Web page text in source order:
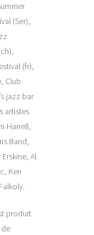
(Ser),
(fr),
Club
jazz bar
artistes
Harrell,
Band,
Al
Ken
produit
de